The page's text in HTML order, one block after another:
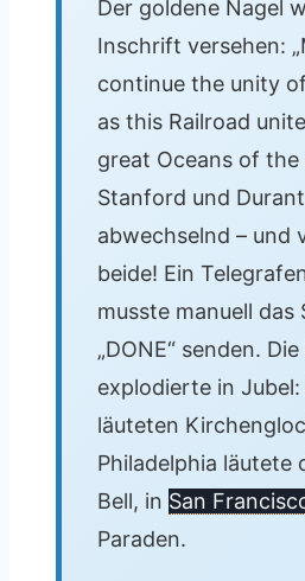
Der goldene Nagel
Inschrift versehen:
continue the unity
as this Railroad
great Oceans of the
Stanford und
abwechselnd – und
beide! Ein
musste manuell das
„DONE“ senden.
explodierte in
läuteten
Philadelphia läutete
Bell, in San
Paraden.